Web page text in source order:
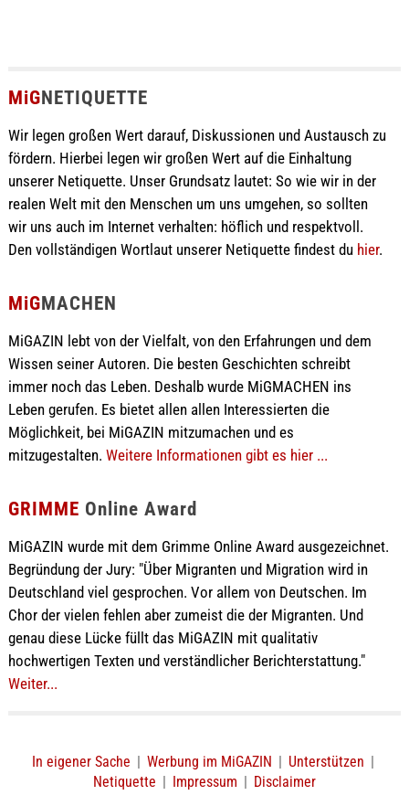
MiGNETIQUETTE
Wir legen großen Wert darauf, Diskussionen und Austausch zu
fördern. Hierbei legen wir großen Wert auf die Einhaltung
unserer Netiquette. Unser Grundsatz lautet: So wie wir in der
realen Welt mit den Menschen um uns umgehen, so sollten
wir uns auch im Internet verhalten: höflich und respektvoll.
Den vollständigen Wortlaut unserer Netiquette findest du hier.
MiGMACHEN
MiGAZIN lebt von der Vielfalt, von den Erfahrungen und dem
Wissen seiner Autoren. Die besten Geschichten schreibt
immer noch das Leben. Deshalb wurde MiGMACHEN ins
Leben gerufen. Es bietet allen allen Interessierten die
Möglichkeit, bei MiGAZIN mitzumachen und es
mitzugestalten. Weitere Informationen gibt es hier ...
GRIMME Online Award
MiGAZIN wurde mit dem Grimme Online Award ausgezeichnet.
Begründung der Jury: "Über Migranten und Migration wird in
Deutschland viel gesprochen. Vor allem von Deutschen. Im
Chor der vielen fehlen aber zumeist die der Migranten. Und
genau diese Lücke füllt das MiGAZIN mit qualitativ
hochwertigen Texten und verständlicher Berichterstattung."
Weiter...
In eigener Sache | Werbung im MiGAZIN | Unterstützen |
Netiquette | Impressum | Disclaimer